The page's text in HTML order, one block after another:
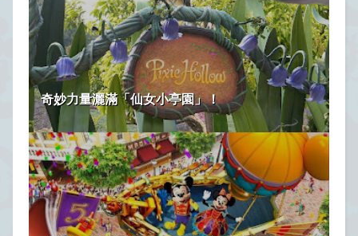
奇妙力量灑滿「仙女小亭園」！